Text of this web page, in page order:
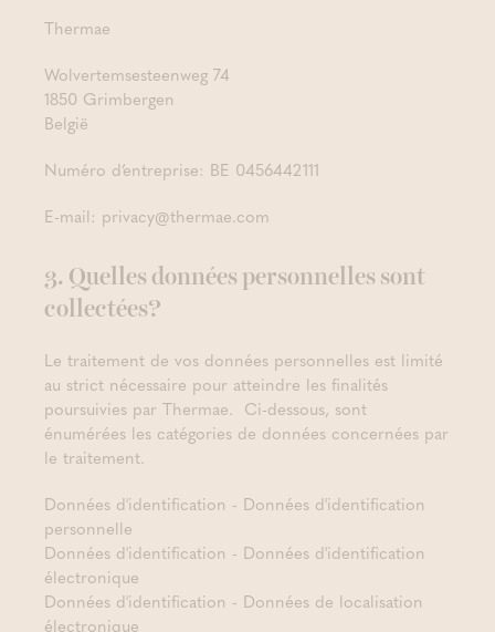
Thermae
Wolvertemsesteenweg 74
1850 Grimbergen
België
Numéro d’entreprise: BE 0456442111
E-mail: privacy@thermae.com
3. Quelles données personnelles sont
collectées?
Le traitement de vos données personnelles est limité
au strict nécessaire pour atteindre les finalités
poursuivies par Thermae. Ci-dessous, sont
énumérées les catégories de données concernées par
le traitement.
Données d'identification - Données d'identification
personnelle
Données d'identification - Données d'identification
électronique
Données d'identification - Données de localisation
électronique